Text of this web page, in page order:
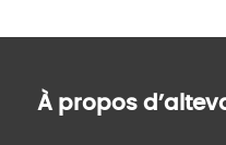
À propos